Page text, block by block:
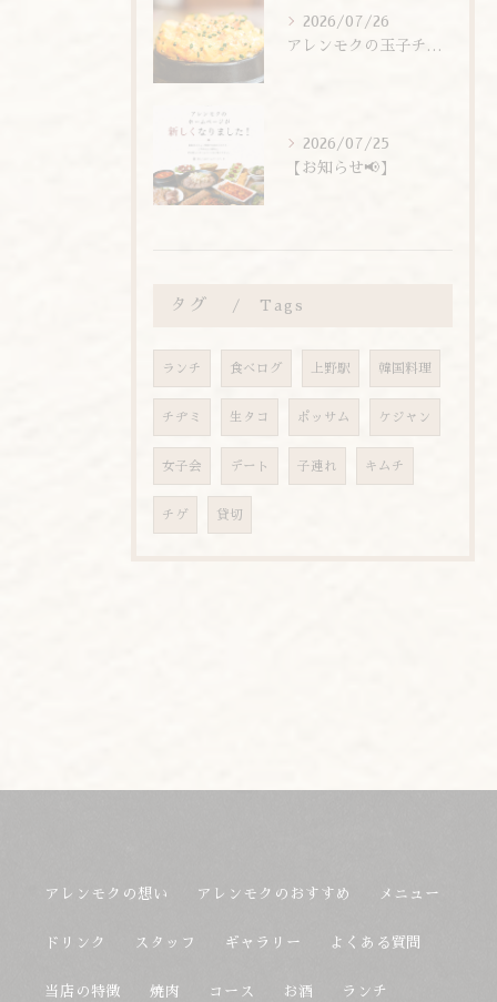
2026/07/26
アレンモクの玉子チムは、玉子を惜しまず6個分使用しています！
2026/07/25
【お知らせ📢】
タグ Tags
ランチ 食べログ 上野駅 韓国料理
チヂミ 生タコ ポッサム ケジャン
女子会 デート 子連れ キムチ
チゲ 貸切
アレンモクの想い アレンモクのおすすめ メニュー
ドリンク スタッフ ギャラリー よくある質問
当店の特徴 焼肉 コース お酒 ランチ